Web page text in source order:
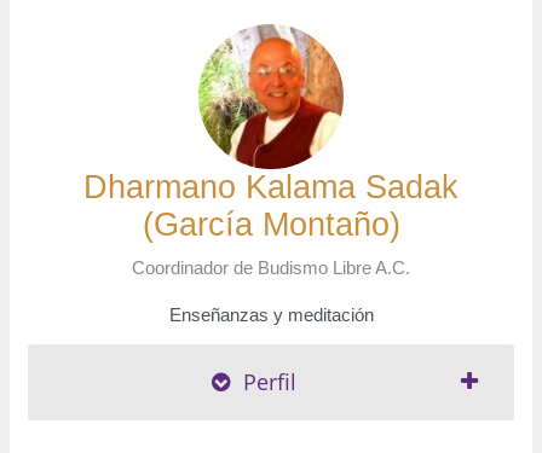
Dharmano Kalama Sadak
(García Montaño)
Coordinador de Budismo Libre A.C.
Enseñanzas y meditación
Perfil